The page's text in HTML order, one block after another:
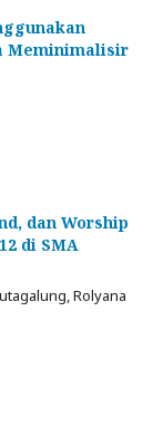
Meminimalisir
dan Worship
di SMA
Rolyana